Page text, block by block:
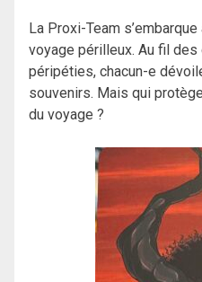
La Proxi-Team
voyage périlleux. Au fil
péripéties, chacun-e
souvenirs. Mais qui
du voyage ?